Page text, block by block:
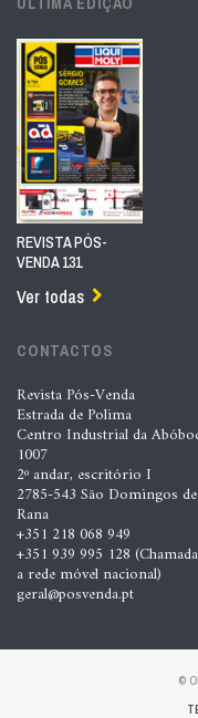
REVISTA PÓS-
VENDA 131
Ver todas
CONTACTOS
Revista Pós-Venda
Estrada de Polima
Centro Industrial da
1007
2º andar, escritório I
2785-543 São Domingos de
Rana
+351 218 068 949
+351 939 995 128
a rede móvel nacional)
geral@posvenda.pt
©